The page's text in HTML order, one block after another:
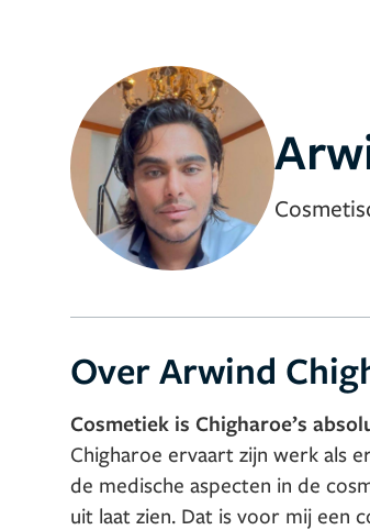
Over Arwind
Cosmetiek is Chigharoe’s
Chigharoe ervaart zijn werk als
de medische aspecten in de
uit laat zien. Dat is voor mij een